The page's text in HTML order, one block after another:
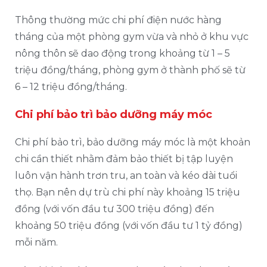
Thông thường mức chi phí điện nước hàng
tháng của một phòng gym vừa và nhỏ ở khu vực
nông thôn sẽ dao động trong khoảng từ 1 – 5
triệu đồng/tháng, phòng gym ở thành phố sẽ từ
6 – 12 triệu đồng/tháng.
Chi phí bảo trì bảo dưỡng máy móc
Chi phí bảo trì, bảo dưỡng máy móc là một khoản
chi cần thiết nhằm đảm bảo thiết bị tập luyện
luôn vận hành trơn tru, an toàn và kéo dài tuổi
thọ. Bạn nên dự trù chi phí này khoảng 15 triệu
đồng (với vốn đầu tư 300 triệu đồng) đến
khoảng 50 triệu đồng (với vốn đầu tư 1 tỷ đồng)
mỗi năm.